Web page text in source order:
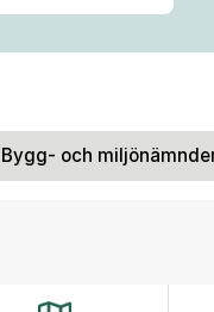
Bygg- och